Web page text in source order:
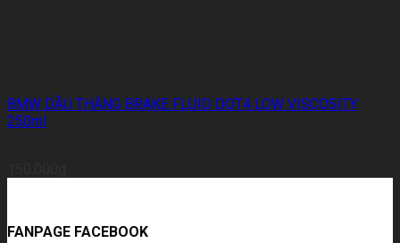
BMW DẦU THẮNG BRAKE FLUID DOT4 LOW VISCOSITY
250ml
FANPAGE FACEBOOK